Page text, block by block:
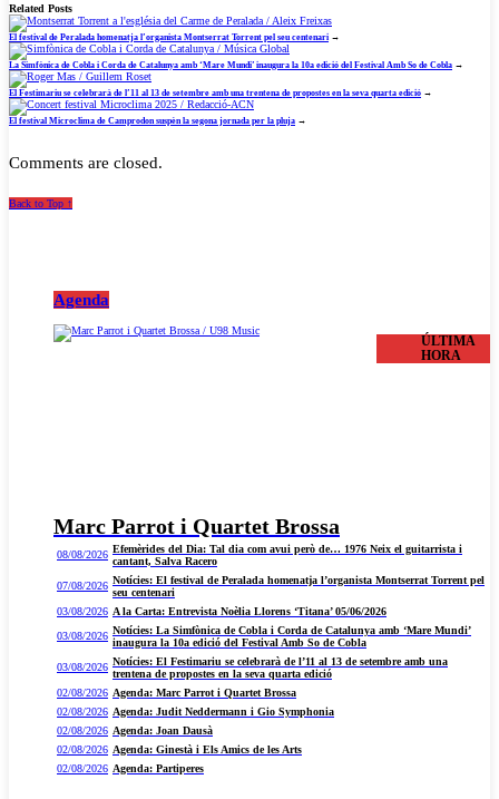
Related Posts
El festival de Peralada homenatja l’organista Montserrat Torrent pel seu centenari →
La Simfònica de Cobla i Corda de Catalunya amb ‘Mare Mundi’ inaugura la 10a edició del Festival Amb So de Cobla →
El Festimariu se celebrarà de l’11 al 13 de setembre amb una trentena de propostes en la seva quarta edició →
El festival Microclima de Camprodon suspèn la segona jornada per la pluja →
Comments are closed.
Back to Top ↑
Agenda
Marc Parrot i Quartet Brossa
ÚLTIMA
HORA
08/08/2026 Efemèrides del Dia: Tal dia com avui però de… 1976 Neix el guitarrista i
cantant, Salva Racero
07/08/2026 Notícies: El festival de Peralada homenatja l’organista Montserrat Torrent pel
seu centenari
03/08/2026 A la Carta: Entrevista Noèlia Llorens ‘Titana’ 05/06/2026
03/08/2026 Notícies: La Simfònica de Cobla i Corda de Catalunya amb ‘Mare Mundi’
inaugura la 10a edició del Festival Amb So de Cobla
03/08/2026 Notícies: El Festimariu se celebrarà de l’11 al 13 de setembre amb una
trentena de propostes en la seva quarta edició
02/08/2026 Agenda: Marc Parrot i Quartet Brossa
02/08/2026 Agenda: Judit Neddermann i Gio Symphonia
02/08/2026 Agenda: Joan Dausà
02/08/2026 Agenda: Ginestà i Els Amics de les Arts
02/08/2026 Agenda: Partiperes